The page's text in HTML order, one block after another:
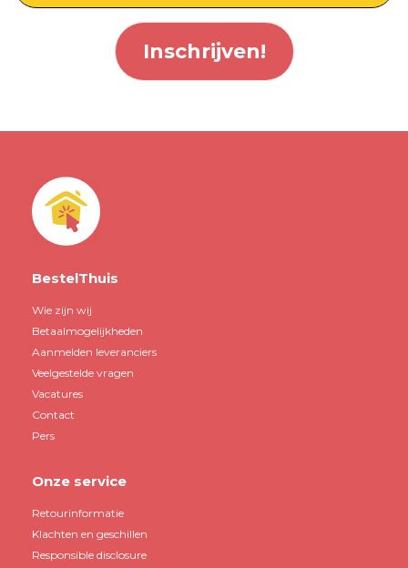
Inschrijven!
BestelThuis
Wie zijn wij
Betaalmogelijkheden
Aanmelden leveranciers
Veelgestelde vragen
Vacatures
Contact
Pers
Onze service
Retourinformatie
Klachten en geschillen
Responsible disclosure